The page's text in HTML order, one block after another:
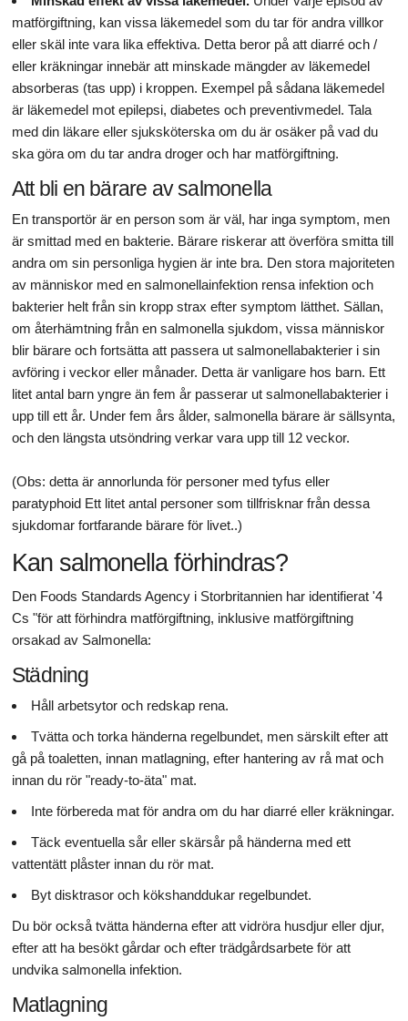
matförgiftning, kan vissa läkemedel som du tar för andra villkor
eller skäl inte vara lika effektiva. Detta beror på att diarré och /
eller kräkningar innebär att minskade mängder av läkemedel
absorberas (tas upp) i kroppen. Exempel på sådana läkemedel
är läkemedel mot epilepsi, diabetes och preventivmedel. Tala
med din läkare eller sjuksköterska om du är osäker på vad du
ska göra om du tar andra droger och har matförgiftning.
Att bli en bärare av salmonella
En transportör är en person som är väl, har inga symptom, men
är smittad med en bakterie. Bärare riskerar att överföra smitta till
andra om sin personliga hygien är inte bra. Den stora majoriteten
av människor med en salmonellainfektion rensa infektion och
bakterier helt från sin kropp strax efter symptom lätthet. Sällan,
om återhämtning från en salmonella sjukdom, vissa människor
blir bärare och fortsätta att passera ut salmonellabakterier i sin
avföring i veckor eller månader. Detta är vanligare hos barn. Ett
litet antal barn yngre än fem år passerar ut salmonellabakterier i
upp till ett år. Under fem års ålder, salmonella bärare är sällsynta,
och den längsta utsöndring verkar vara upp till 12 veckor.
(Obs: detta är annorlunda för personer med tyfus eller
paratyphoid Ett litet antal personer som tillfrisknar från dessa
sjukdomar fortfarande bärare för livet..)
Kan salmonella förhindras?
Den Foods Standards Agency i Storbritannien har identifierat '4
Cs "för att förhindra matförgiftning, inklusive matförgiftning
orsakad av Salmonella:
Städning
Håll arbetsytor och redskap rena.
Tvätta och torka händerna regelbundet, men särskilt efter att
gå på toaletten, innan matlagning, efter hantering av rå mat och
innan du rör "ready-to-äta" mat.
Inte förbereda mat för andra om du har diarré eller kräkningar.
Täck eventuella sår eller skärsår på händerna med ett
vattentätt plåster innan du rör mat.
Byt disktrasor och kökshanddukar regelbundet.
Du bör också tvätta händerna efter att vidröra husdjur eller djur,
efter att ha besökt gårdar och efter trädgårdsarbete för att
undvika salmonella infektion.
Matlagning